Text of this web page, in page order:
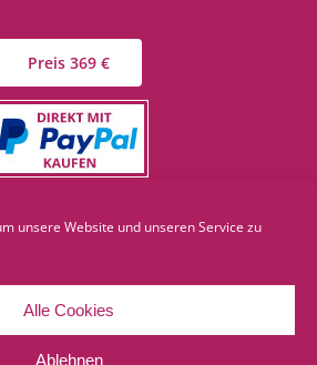
unsere Website und unseren Service zu
Alle Cookies
Ablehnen
Preis 369 €
Impressum |
| Vertrag widerrufen